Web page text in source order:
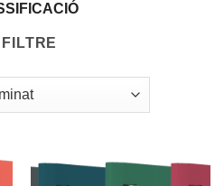
FILTRE